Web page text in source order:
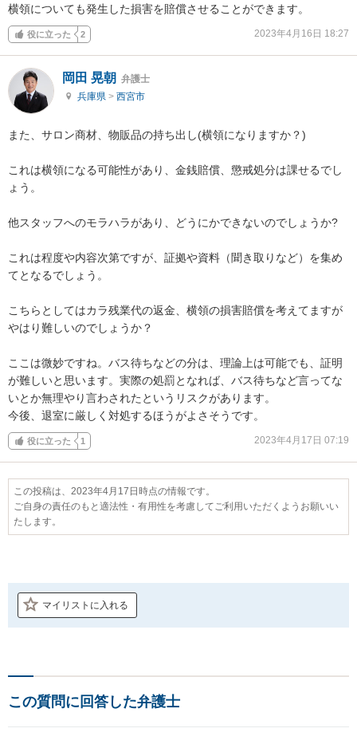
横領についても発生した損害を賠償させることができます。
役に立った 2 2023年4月16日 18:27
岡田 晃朝 弁護士
兵庫県 > 西宮市
また、サロン商材、物販品の持ち出し(横領になりますか？)
これは横領になる可能性があり、金銭賠償、懲戒処分は課せるでし
ょう。
他スタッフへのモラハラがあり、どうにかできないのでしょうか?
これは程度や内容次第ですが、証拠や資料（聞き取りなど）を集め
てとなるでしょう。
こちらとしてはカラ残業代の返金、横領の損害賠償を考えてますが
やはり難しいのでしょうか？
ここは微妙ですね。バス待ちなどの分は、理論上は可能でも、証明
が難しいと思います。実際の処罰となれば、バス待ちなど言ってな
いとか無理やり言わされたというリスクがあります。
今後、退室に厳しく対処するほうがよさそうです。
役に立った 1 2023年4月17日 07:19
この投稿は、2023年4月17日時点の情報です。
ご自身の責任のもと適法性・有用性を考慮してご利用いただくようお願いい
たします。
マイリストに入れる
この質問に回答した弁護士